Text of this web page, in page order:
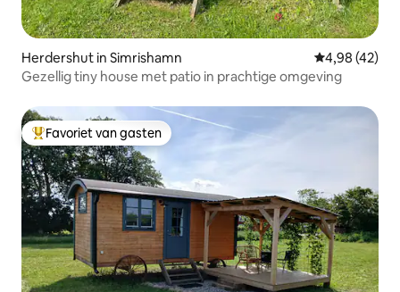
Herdershut in Simrishamn Gemiddelde
4,98 (42)
Gezellig tiny house met patio in prachtige omgeving
Topfavoriet van gasten
Favoriet van gasten